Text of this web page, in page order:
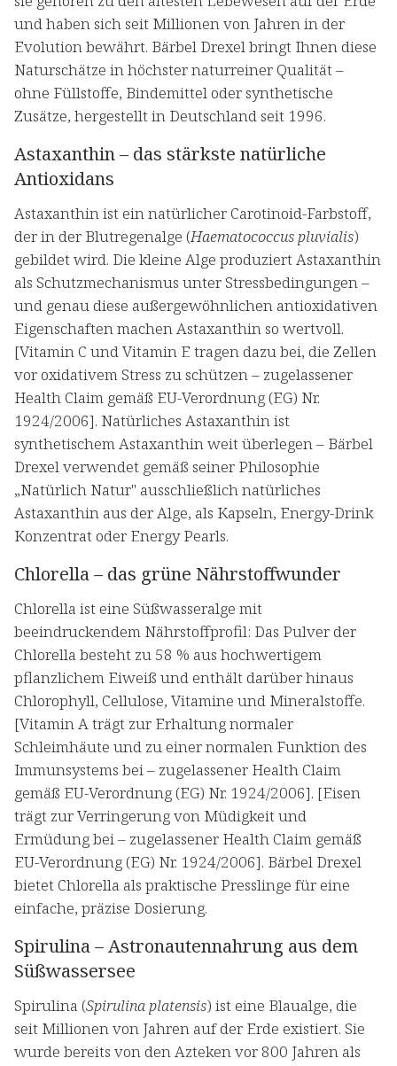
und haben sich seit Millionen von Jahren in der
Evolution bewährt. Bärbel Drexel bringt Ihnen diese
Naturschätze in höchster naturreiner Qualität –
ohne Füllstoffe, Bindemittel oder synthetische
Zusätze, hergestellt in Deutschland seit 1996.
Astaxanthin – das stärkste natürliche
Antioxidans
Astaxanthin ist ein natürlicher Carotinoid-Farbstoff,
der in der Blutregenalge (Haematococcus pluvialis)
gebildet wird. Die kleine Alge produziert Astaxanthin
als Schutzmechanismus unter Stressbedingungen –
und genau diese außergewöhnlichen antioxidativen
Eigenschaften machen Astaxanthin so wertvoll.
[Vitamin C und Vitamin E tragen dazu bei, die Zellen
vor oxidativem Stress zu schützen – zugelassener
Health Claim gemäß EU-Verordnung (EG) Nr.
1924/2006]. Natürliches Astaxanthin ist
synthetischem Astaxanthin weit überlegen – Bärbel
Drexel verwendet gemäß seiner Philosophie
„Natürlich Natur" ausschließlich natürliches
Astaxanthin aus der Alge, als Kapseln, Energy-Drink
Konzentrat oder Energy Pearls.
Chlorella – das grüne Nährstoffwunder
Chlorella ist eine Süßwasseralge mit
beeindruckendem Nährstoffprofil: Das Pulver der
Chlorella besteht zu 58 % aus hochwertigem
pflanzlichem Eiweiß und enthält darüber hinaus
Chlorophyll, Cellulose, Vitamine und Mineralstoffe.
[Vitamin A trägt zur Erhaltung normaler
Schleimhäute und zu einer normalen Funktion des
Immunsystems bei – zugelassener Health Claim
gemäß EU-Verordnung (EG) Nr. 1924/2006]. [Eisen
trägt zur Verringerung von Müdigkeit und
Ermüdung bei – zugelassener Health Claim gemäß
EU-Verordnung (EG) Nr. 1924/2006]. Bärbel Drexel
bietet Chlorella als praktische Presslinge für eine
einfache, präzise Dosierung.
Spirulina – Astronautennahrung aus dem
Süßwassersee
Spirulina (Spirulina platensis) ist eine Blaualge, die
seit Millionen von Jahren auf der Erde existiert. Sie
wurde bereits von den Azteken vor 800 Jahren als